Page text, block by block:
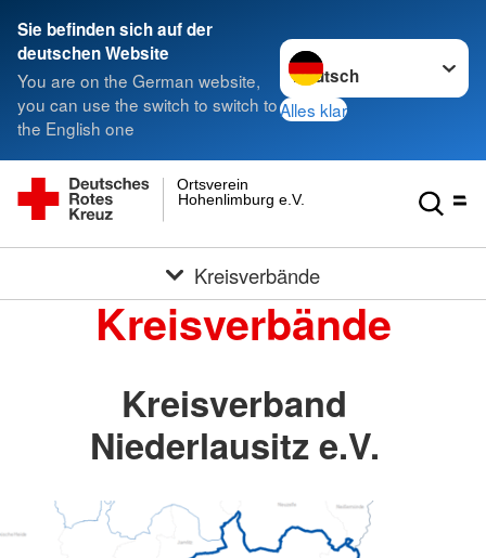
Sie befinden sich auf der
deutschen Website
You are on the German website,
you can use the switch to switch to
the English one
Sprache wechseln zu
Alles klar
Hohenlimburg e.V.
Ortsverein
Kreisverbände
Kreisverbände
Kreisverband
Niederlausitz e.V.